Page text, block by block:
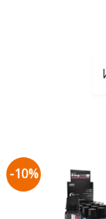
-10%